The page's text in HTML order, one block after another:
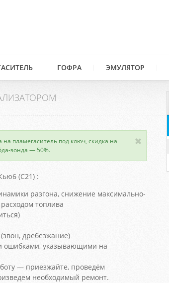
ГОФРА ЭМУЛЯТОР
пламегаситель под ключ, скидка на
зонда — 50%.
(С21) :
разгона, снижение максимально-
топлива
дребезжание)
ошибками, указывающими на
— приезжайте, проведём
необходимый ремонт.